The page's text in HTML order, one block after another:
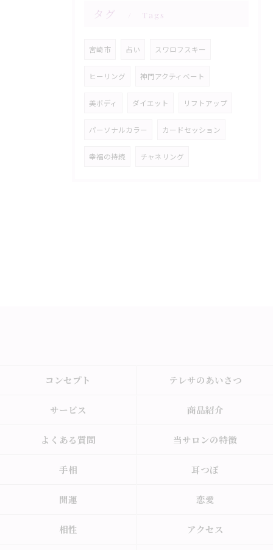
タグ Tags
宮崎市 占い スワロフスキー
ヒーリング 神門アクティべート
美ボディ ダイエット リフトアップ
パーソナルカラー カードセッション
幸福の持続 チャネリング
コンセプト テレサのあいさつ
サービス 商品紹介
よくある質問 当サロンの特徴
手相 耳つぼ
開運 恋愛
相性 アクセス